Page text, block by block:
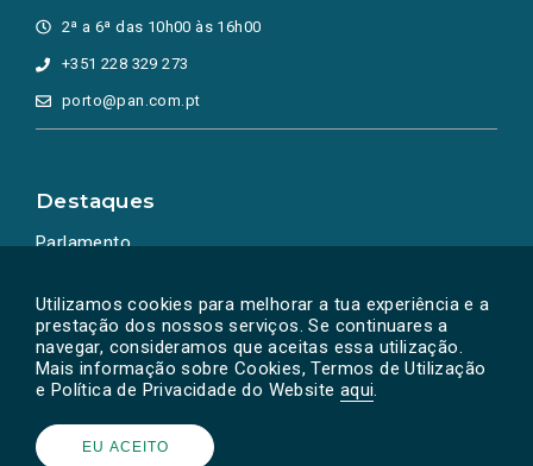
Utilizamos cookies para melhorar a tua experiência e a
prestação dos nossos serviços. Se continuares a
navegar, consideramos que aceitas essa utilização.
Mais informação sobre Cookies, Termos de Utilização
e Política de Privacidade do Website aqui.
EU ACEITO
2ª a 6ª das 10h00 às 16h00
+351 228 329 273
porto@pan.com.pt
Destaques
Parlamento
Powered by © PAN 2026